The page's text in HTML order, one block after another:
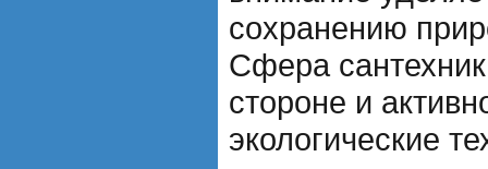
сохранению
Сфера
стороне и
экологические